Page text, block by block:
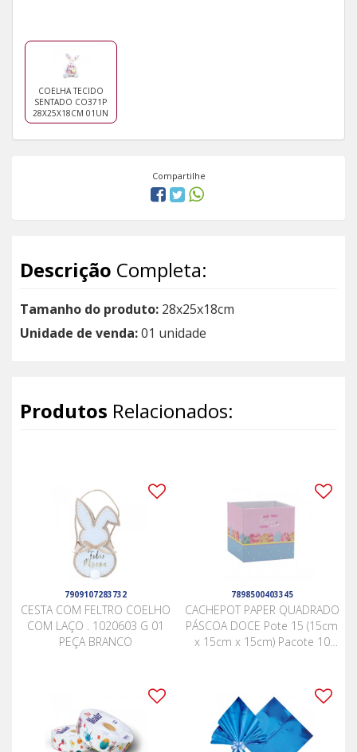
COELHA TECIDO
SENTADO CO371P
28X25X18CM 01UN
Compartilhe
Descrição Completa:
Tamanho do produto: 28x25x18cm
Unidade de venda:01 unidade
Produtos Relacionados:
7909107283732
CESTA COM FELTRO COELHO
COM LAÇO . 1020603 G 01
PEÇA BRANCO
7898500403345
CACHEPOT PAPER QUADRADO
PÁSCOA DOCE Pote 15 (15cm
x 15cm x 15cm) Pacote 10